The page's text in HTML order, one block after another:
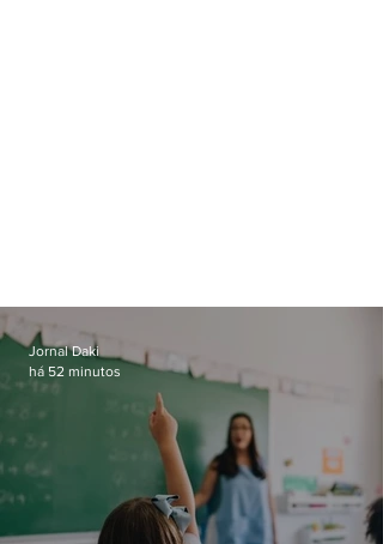
Jornal Daki
há 52 minutos